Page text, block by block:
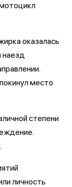
оказалась
наезд
место
степени
личность